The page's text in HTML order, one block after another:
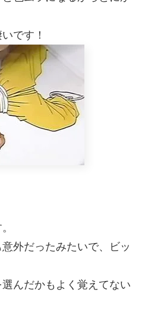
です！
外だったみたいで、ビッ
んだかもよく覚えてない